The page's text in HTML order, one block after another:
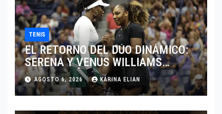
TENIS
EL RETORNO DEL DÚO DINÁMICO:
SERENA Y VENUS WILLIAMS
DISPUTARÁN LOS DOBLES EN
CINCINNATI 2026
AGOSTO 6, 2026 KARINA ELIAN